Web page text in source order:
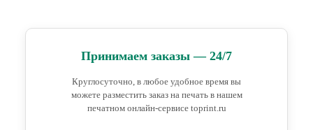
Принимаем заказы — 24/7
Круглосуточно, в любое удобное время вы
можете разместить заказ на печать в нашем
печатном онлайн-сервисе toprint.ru